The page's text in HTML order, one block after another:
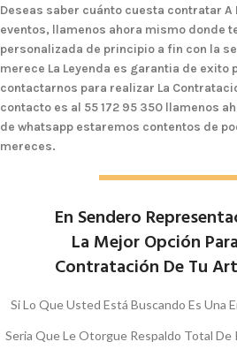
Deseas saber cuánto cuesta contratar A
eventos, llamenos ahora mismo donde
personalizada de principio a fin con la
merece La Leyenda es garantia de exito
contactarnos para realizar La
contacto es al 55 172 95 350 llamenos
de whatsapp estaremos contentos de
mereces.
En Sendero
La Mejor Opción
Contratación De Tu
Si Lo Que Usted Está Buscando Es Una
Seria Que Le Otorgue Respaldo Total De